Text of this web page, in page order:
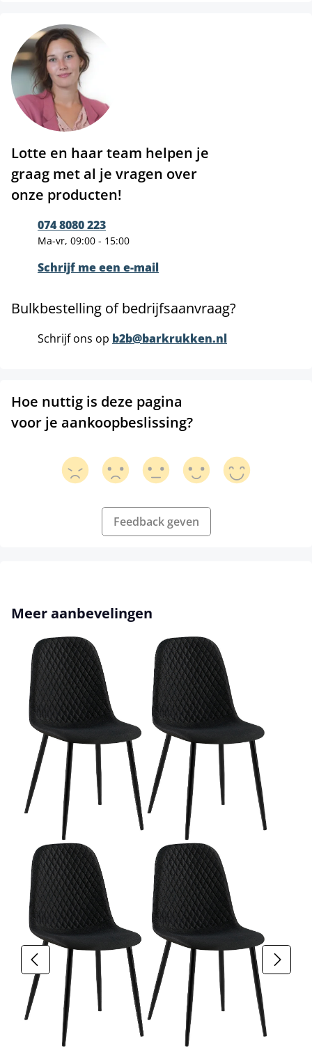
Lotte en haar team helpen je
graag met al je vragen over
onze producten!
074 8080 223
Ma-vr, 09:00 - 15:00
Schrijf me een e-mail
Bulkbestelling of bedrijfsaanvraag?
Schrijf ons op b2b@barkrukken.nl
Hoe nuttig is deze pagina
voor je aankoopbeslissing?
Feedback geven
Productgalerij overslaan
Meer aanbevelingen